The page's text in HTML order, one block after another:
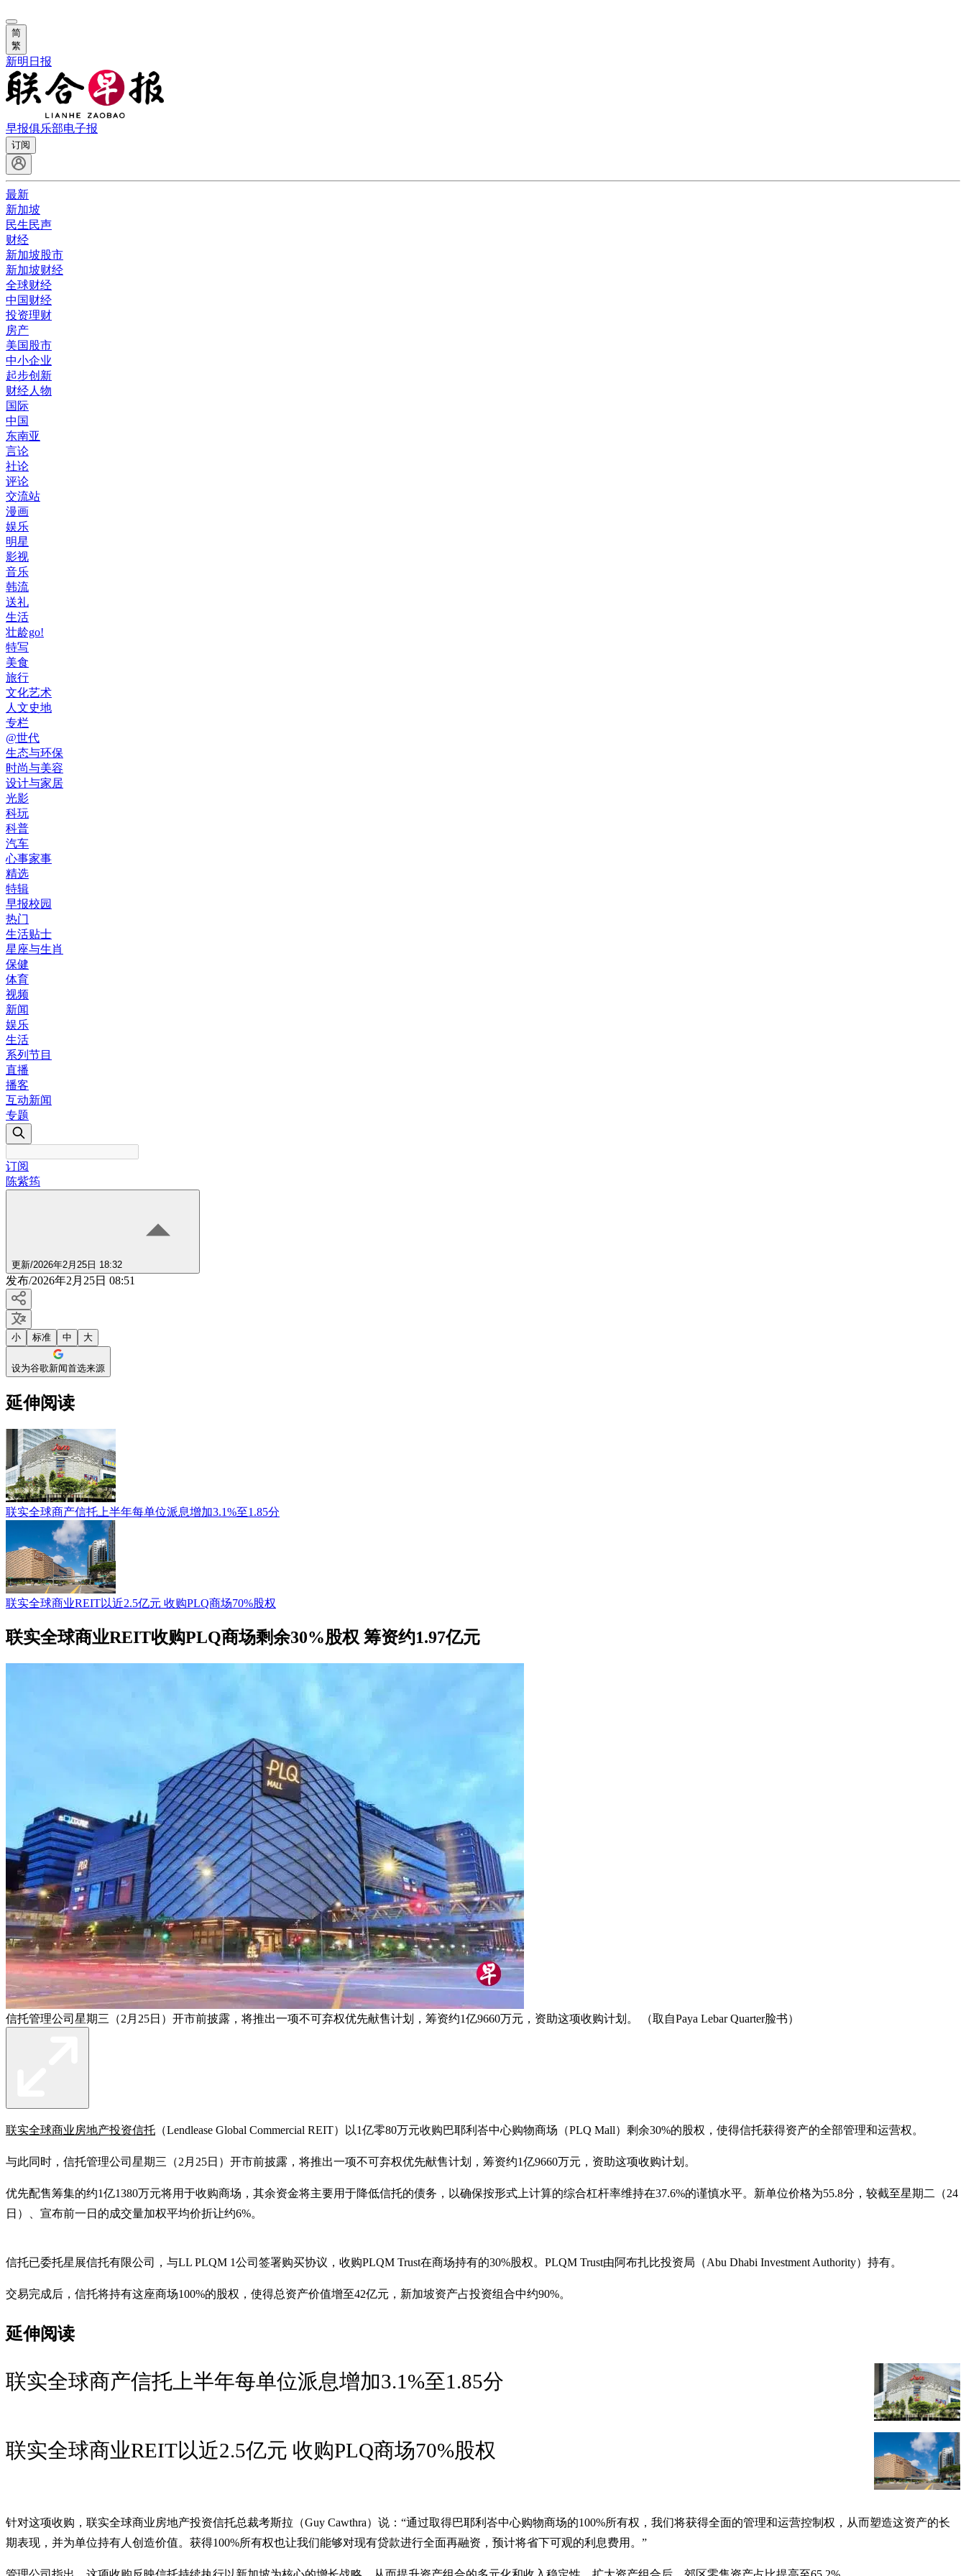
简
繁
新明日报
早报俱乐部电子报
订阅
最新
新加坡
民生民声
财经
新加坡股市
新加坡财经
全球财经
中国财经
投资理财
房产
美国股市
中小企业
起步创新
财经人物
国际
中国
东南亚
言论
社论
评论
交流站
漫画
娱乐
明星
影视
音乐
韩流
送礼
生活
壮龄go!
特写
美食
旅行
文化艺术
人文史地
专栏
@世代
生态与环保
时尚与美容
设计与家居
光影
科玩
科普
汽车
心事家事
精选
特辑
早报校园
热门
生活贴士
星座与生肖
保健
体育
视频
新闻
娱乐
生活
系列节目
直播
播客
互动新闻
专题
订阅
陈紫筠
更新/2026年2月25日 18:32
发布/2026年2月25日 08:51
小 标准 中 大
设为谷歌新闻首选来源
延伸阅读
联实全球商产信托上半年每单位派息增加3.1%至1.85分
联实全球商业REIT以近2.5亿元 收购PLQ商场70%股权
联实全球商业REIT收购PLQ商场剩余30%股权 筹资约1.97亿元
信托管理公司星期三（2月25日）开市前披露，将推出一项不可弃权优先献售计划，筹资约1亿9660万元，资助这项收购计划。 （取自Paya Lebar Quarter脸书）
联实全球商业房地产投资信托 （Lendlease Global Commercial REIT）以1亿零80万元收购巴耶利峇中心购物商场（PLQ Mall）剩余30%的股权，使得信托获得资产的全部管理和运营权。
与此同时，信托管理公司星期三（2月25日）开市前披露，将推出一项不可弃权优先献售计划，筹资约1亿9660万元，资助这项收购计划。
优先配售筹集的约1亿1380万元将用于收购商场，其余资金将主要用于降低信托的债务，以确保按形式上计算的综合杠杆率维持在37.6%的谨慎水平。新单位价格为55.8分，较截至星期二（24
日）、宣布前一日的成交量加权平均价折让约6%。
信托已委托星展信托有限公司，与LL PLQM 1公司签署购买协议，收购PLQM Trust在商场持有的30%股权。PLQM Trust由阿布扎比投资局（Abu Dhabi Investment Authority）持有。
交易完成后，信托将持有这座商场100%的股权，使得总资产价值增至42亿元，新加坡资产占投资组合中约90%。
延伸阅读
联实全球商产信托上半年每单位派息增加3.1%至1.85分
联实全球商业REIT以近2.5亿元 收购PLQ商场70%股权
针对这项收购，联实全球商业房地产投资信托总裁考斯拉（Guy Cawthra）说：“通过取得巴耶利峇中心购物商场的100%所有权，我们将获得全面的管理和运营控制权，从而塑造这资产的长
期表现，并为单位持有人创造价值。获得100%所有权也让我们能够对现有贷款进行全面再融资，预计将省下可观的利息费用。”